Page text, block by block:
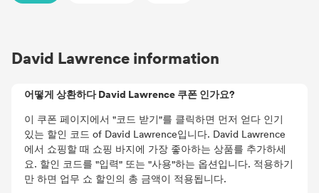
David Lawrence information
어떻게 상환하다 David Lawrence 쿠폰 인가요?
이 쿠폰 페이지에서 "코드 받기"를 클릭하면 먼저 얻다 인기
있는 할인 코드 of David Lawrence입니다. David Lawrence
에서 쇼핑할 때 쇼핑 바지에 가장 좋아하는 상품를 추가하세
요. 할인 코드를 "입력" 또는 "사용"하는 옵션입니다. 적용하기
만 하면 업무 쇼 할인의 총 금액이 적용됩니다.